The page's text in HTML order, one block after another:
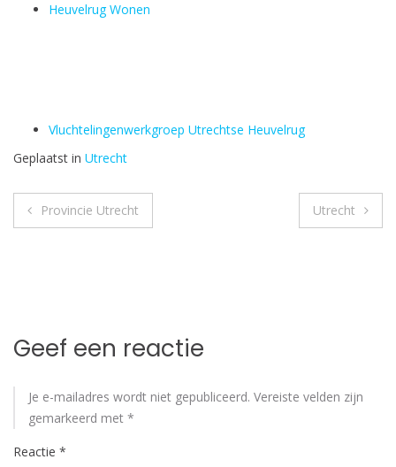
Heuvelrug Wonen
Vluchtelingenwerkgroep Utrechtse Heuvelrug
Geplaatst in Utrecht
Bericht
Provincie Utrecht Utrecht
Geef een reactie
Je e-mailadres wordt niet gepubliceerd. Vereiste velden zijn
gemarkeerd met *
Reactie *